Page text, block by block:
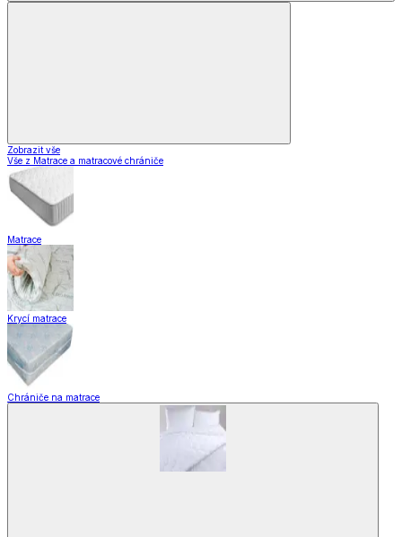
Zobrazit vše
Vše z Matrace a matracové chrániče
Matrace
Krycí matrace
Chrániče na matrace